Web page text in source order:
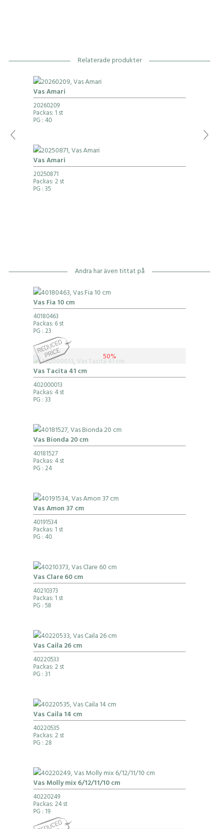
Relaterade produkter
Vas Amari
20260209
Packas: 1 st
PG : 40
Vas Amari
20250871
Packas: 2 st
PG : 35
Andra har även tittat på
Vas Fia 10 cm
40180463
Packas: 6 st
PG : 23
50%
Vas Tacita 41 cm
402000013
Packas: 4 st
PG : 33
Vas Bionda 20 cm
40181527
Packas: 4 st
PG : 24
Vas Amon 37 cm
40191534
Packas: 1 st
PG : 40
Vas Clare 60 cm
40210373
Packas: 1 st
PG : 58
Vas Caila 26 cm
40220533
Packas: 2 st
PG : 31
Vas Caila 14 cm
40220535
Packas: 2 st
PG : 28
Vas Molly mix 6/12/11/10 cm
40220249
Packas: 24 st
PG : 19